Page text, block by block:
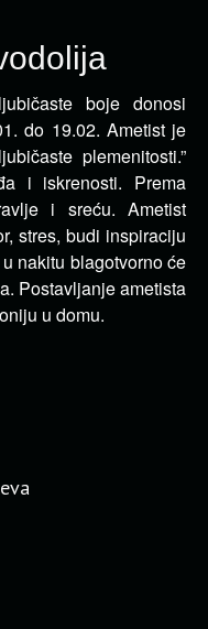
boje donosi
do 19.02. Ametist je
plemenitosti.”
i iskrenosti. Prema
i sreću. Ametist
stres, budi inspiraciju
nakitu blagotvorno će
Postavljanje ametista
u domu.